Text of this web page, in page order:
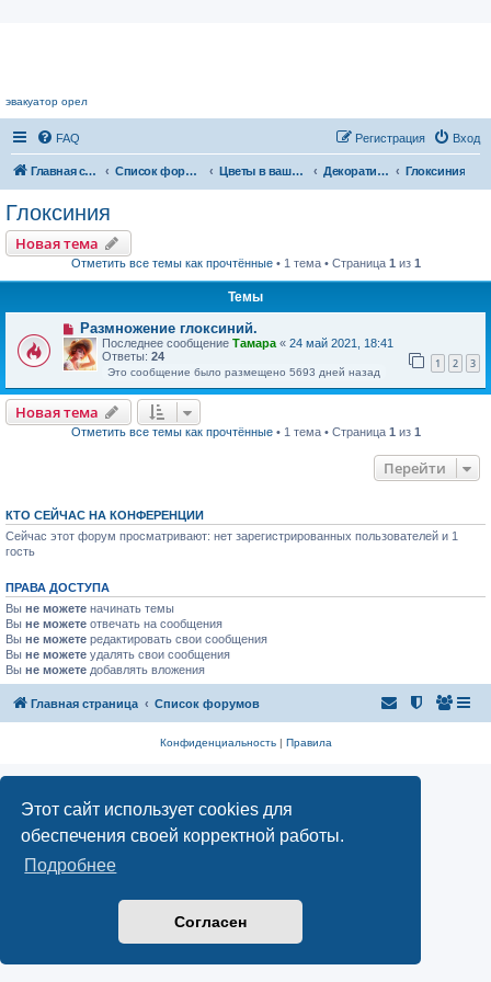
Этот сайт использует cookies для
обеспечения своей корректной работы.
Подробнее
Согласен
эвакуатор орел
FAQ Вход
Регистрация
Главная страница Список форумов Цветы в вашем доме Декоративноцветущие растения Глоксиния
Глоксиния
Новая тема
Отметить все темы как прочтённые• 1 тема • Страница 1 из 1
Темы
Размножение глоксиний.
Последнее сообщение Тамара « 24 май 2021, 18:41
Ответы: 24 1 2 3
Это сообщение было размещено 5693 дней назад
Новая тема
Отметить все темы как прочтённые• 1 тема • Страница 1 из 1
Перейти
КТО СЕЙЧАС НА КОНФЕРЕНЦИИ
Сейчас этот форум просматривают: нет зарегистрированных пользователей и 1
гость
ПРАВА ДОСТУПА
Вы не можете начинать темы
Вы не можете отвечать на сообщения
Вы не можете редактировать свои сообщения
Вы не можете удалять свои сообщения
Вы не можете добавлять вложения
Главная страница Список форумов
Конфиденциальность| Правила